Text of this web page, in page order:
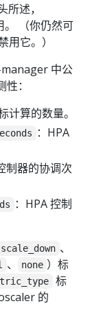
述，
（你仍然可
用它。）
中公
：
计算的数量。
：HPA
制器的协调次
：HPA 控制
scale_down 、
、 none ）标
标
的